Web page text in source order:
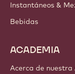
Instantáneos &
Bebidas
ACADEMIA
Acerca de nuestra